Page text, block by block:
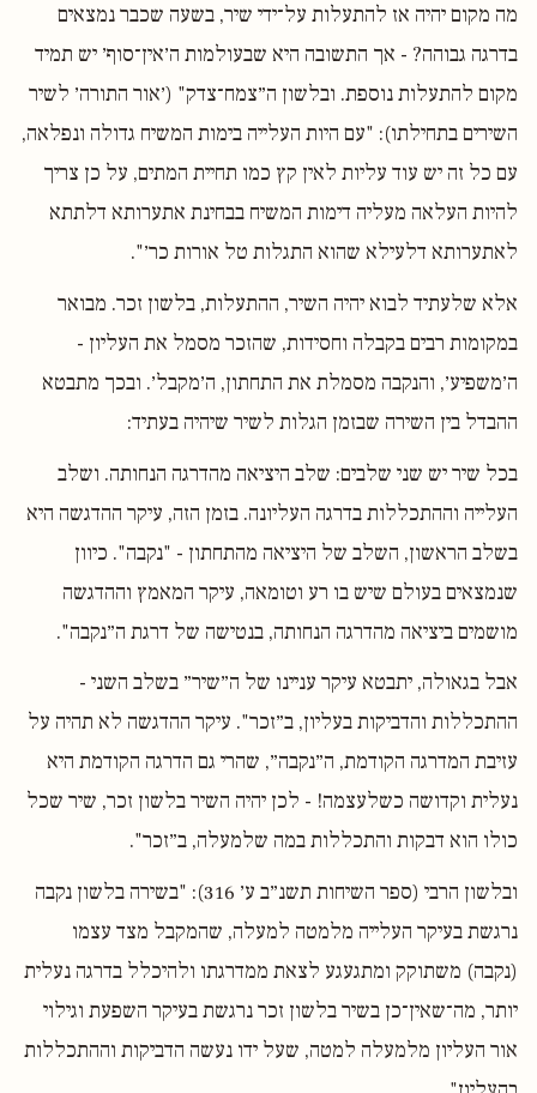
מה מקום יהיה אז להתעלות על־ידי שיר, בשעה שכבר נמצאים
בדרגה גבוהה? - אך התשובה היא שבעולמות ה׳אין־סוף׳ יש תמיד
מקום להתעלות נוספת. ובלשון ה״צמח־צדק" (׳אור התורה׳ לשיר
השירים בתחילתו): "עם היות העלייה בימות המשיח גדולה ונפלאה,
עם כל זה יש עוד עליות לאין קץ כמו תחיית המתים, על כן צריך
להיות העלאה מעליה דימות המשיח בבחינת אתערותא דלתתא
לאתערותא דלעילא שהוא התגלות טל אורות כר׳".
אלא שלעתיד לבוא יהיה השיר, ההתעלות, בלשון זכר. מבואר
במקומות רבים בקבלה וחסידות, שהזכר מסמל את העליון -
ה׳משפיע׳, והנקבה מסמלת את התחתון, ה׳מקבל׳. ובכך מתבטא
ההבדל בין השירה שבזמן הגלות לשיר שיהיה בעתיד:
בכל שיר יש שני שלבים: שלב היציאה מהדרגה הנחותה. ושלב
העלייה וההתכללות בדרגה העליונה. בזמן הזה, עיקר ההדגשה היא
בשלב הראשון, השלב של היציאה מהתחתון - "נקבה". כיוון
שנמצאים בעולם שיש בו רע וטומאה, עיקר המאמץ וההדגשה
מושמים ביציאה מהדרגה הנחותה, בנטישה של דרגת ה״נקבה".
אבל בגאולה, יתבטא עיקר עניינו של ה״שיר״ בשלב השני -
ההתכללות והדביקות בעליון, ב״זכר". עיקר ההדגשה לא תהיה על
עזיבת המדרגה הקודמת, ה״נקבה״, שהרי גם הדרגה הקודמת היא
נעלית וקדושה כשלעצמה! - לכן יהיה השיר בלשון זכר, שיר שכל
כולו הוא דבקות והתכללות במה שלמעלה, ב״זכר".
ובלשון הרבי (ספר השיחות תשנ״ב ע׳ 316): "בשירה בלשון נקבה
נרגשת בעיקר העלייה מלמטה למעלה, שהמקבל מצד עצמו
(נקבה) משתוקק ומתגעגע לצאת ממדרגתו ולהיכלל בדרגה נעלית
יותר, מה־שאין־כן בשיר בלשון זכר נרגשת בעיקר השפעת וגילוי
אור העליון מלמעלה למטה, שעל ידו נעשה הדביקות וההתכללות